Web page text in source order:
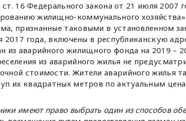
ст. 16 Федерального закона от 21 июля
жилищно-коммунального
признанные таковыми в установленном
2017 года, включены в республиканскую
из аварийного жилищного фонда на 2019 –
из аварийного жилья не
стоимости. Жители аварийного жилья
их квадратных метров по актуальным
имеют право выбрать один из способов